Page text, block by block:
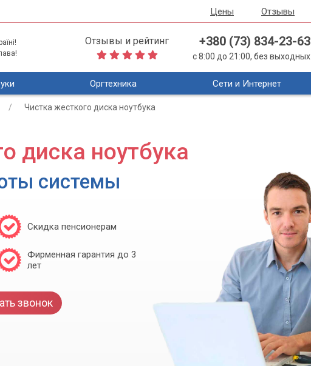
Цены Отзывы
Отзывы и рейтинг +380 (73) 834-23-63
с 8:00 до 21:00, без выходных
Оргтехника Сети и Интернет
Чистка жесткого диска ноутбука
диска ноутбука
системы
Скидка пенсионерам
Фирменная гарантия до 3
лет
звонок